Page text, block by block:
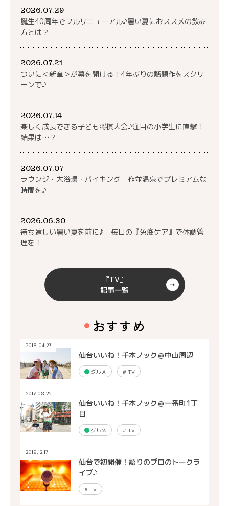
2026.07.29
誕生40周年でフルリニューアル♪暑い夏におススメの飲み
方とは？
2026.07.21
ついに＜新章＞が幕を開ける！4年ぶりの話題作をスクリ
ーンで♪
2026.07.14
楽しく成長できる子ども将棋大会♪注目の小学生に直撃！
結果は…？
2026.07.07
ラウンジ・大浴場・バイキング 作並温泉でプレミアムな
時間を♪
2026.06.30
待ち遠しい暑い夏を前に♪ 毎日の『免疫ケア』で体調管
理を！
『TV』
記事一覧
おすすめ
2018.04.27
仙台いいね！千本ノック＠中山周辺
グルメ #TV
2017.08.25
仙台いいね！千本ノック＠一番町1丁
目
グルメ #TV
2019.12.17
仙台で初開催！語りのプロのトークラ
イブ♪
#TV